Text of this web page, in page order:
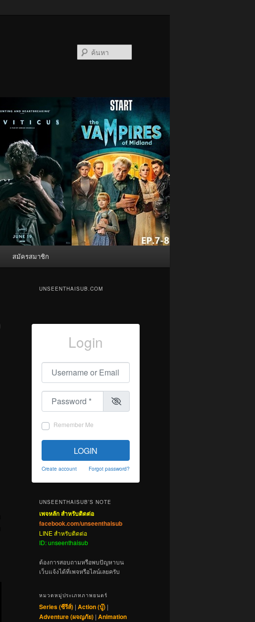
สมัครสมาชิก
UNSEENTHAISUB.COM
Login
Username or Email
Password
Remember Me
LOGIN
Create account Forgot password?
UNSEENTHAISUB’S NOTE
เพจหลัก สำหรับติดต่อ
facebook.com/unseenthaisub
LINE สำหรับติดต่อ
ID: unseenthaisub
ต้องการสอบถามหรือพบปัญหาบน
เว็บแจ้งได้ที่เพจหรือไลน์เลยครับ
หมวดหมู่ประเภทภาพยนตร์
Series (ซีรีส์) | Action (บู๊) |
Adventure (ผจญภัย) | Animation